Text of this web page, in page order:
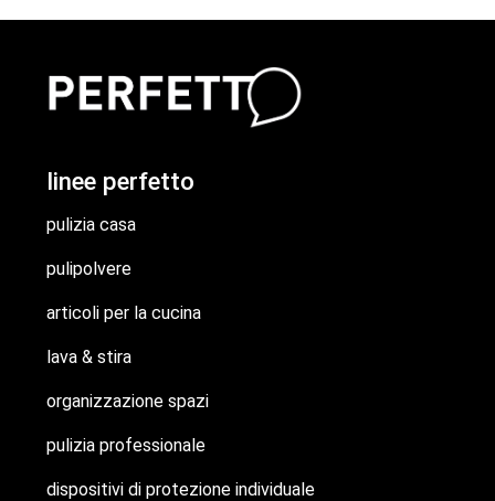
linee perfetto
pulizia casa
pulipolvere
articoli per la cucina
lava & stira
organizzazione spazi
pulizia professionale
dispositivi di protezione individuale